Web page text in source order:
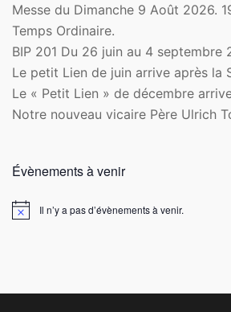
Messe du Dimanche 9 Août 2026.
Temps Ordinaire.
BIP 201 Du 26 juin au 4 septembre
Le petit Lien de juin arrive après la
Le « Petit Lien » de décembre
Notre nouveau vicaire Père Ulrich
Évènements à venir
Notice Il n’y a pas d’évènements à venir.